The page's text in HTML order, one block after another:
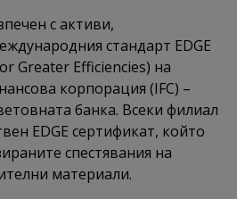
с активи,
стандарт EDGE
Greater Efficiencies) на
корпорация (IFC) –
банка. Всеки филиал
EDGE сертификат, който
спестявания на
материали.